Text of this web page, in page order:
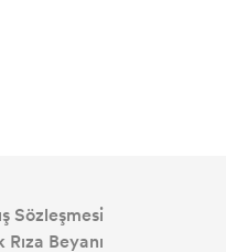
Sözleşmesi
Rıza Beyanı